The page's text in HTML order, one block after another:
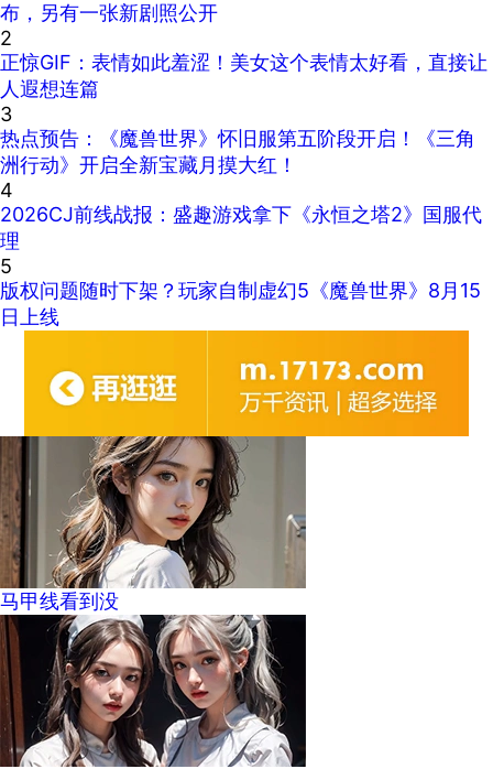
布，另有一张新剧照公开
2
正惊GIF：表情如此羞涩！美女这个表情太好看，直接让
人遐想连篇
3
热点预告：《魔兽世界》怀旧服第五阶段开启！《三角
洲行动》开启全新宝藏月摸大红！
4
2026CJ前线战报：盛趣游戏拿下《永恒之塔2》国服代
理
5
版权问题随时下架？玩家自制虚幻5《魔兽世界》8月15
日上线
马甲线看到没